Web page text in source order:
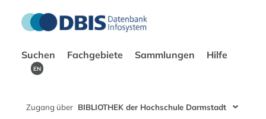
Suchen Fachgebiete Sammlungen Hilfe
EN
Zugang über BIBLIOTHEK der Hochschule Darmstadt